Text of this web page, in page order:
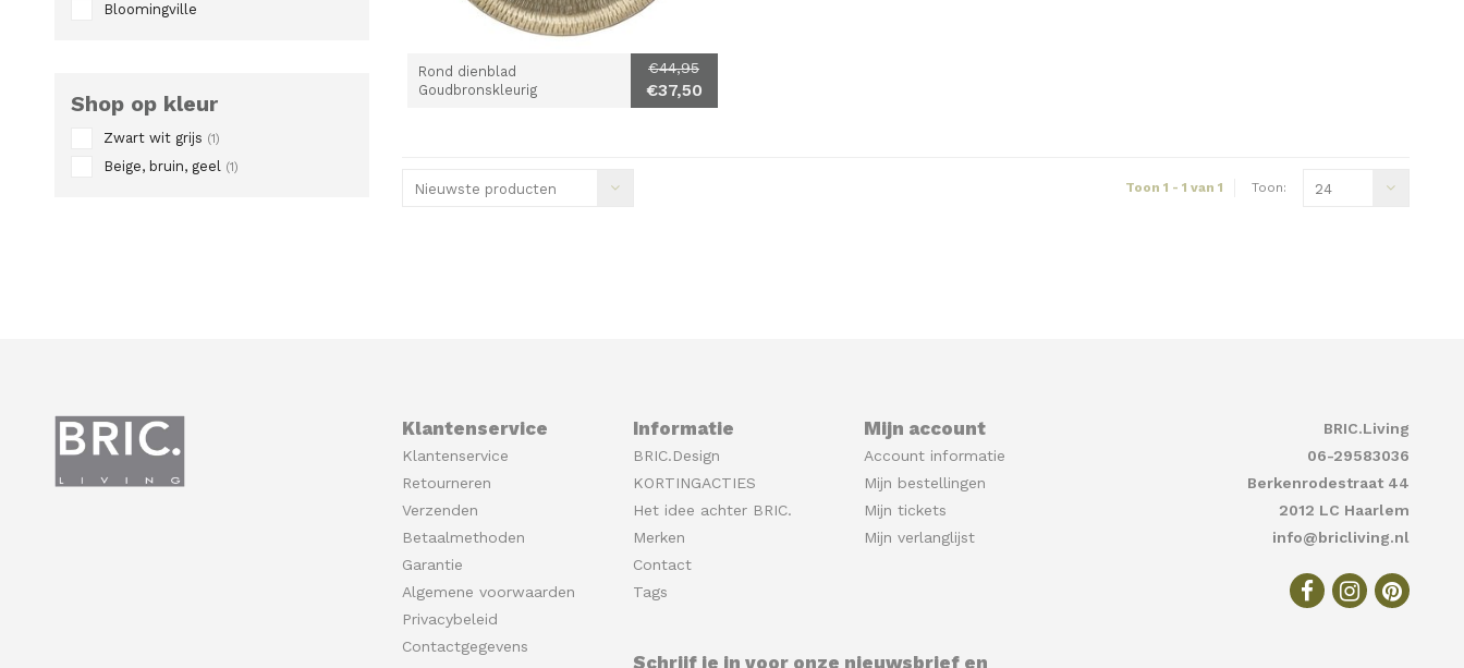
Bloomingville
Shop op kleur
Zwart wit grijs (1)
Beige, bruin, geel (1)
Rond dienblad
Goudbronskleurig
€44,95
€37,50
Nieuwste producten Toon 1 - 1 van 1 Toon: 24
Klantenservice
Klantenservice
Retourneren
Verzenden
Betaalmethoden
Garantie
Algemene voorwaarden
Privacybeleid
Contactgegevens
Informatie
BRIC.Design
KORTINGACTIES
Het idee achter BRIC.
Merken
Contact
Tags
Mijn account
Account informatie
Mijn bestellingen
Mijn tickets
Mijn verlanglijst
Schrijf je in voor onze nieuwsbrief en
BRIC.Living
06-29583036
Berkenrodestraat 44
2012 LC Haarlem
info@bricliving.nl